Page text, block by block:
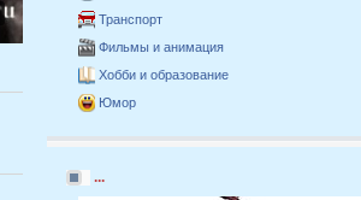
Транспорт
Фильмы и анимация
Хобби и образование
Юмор
...